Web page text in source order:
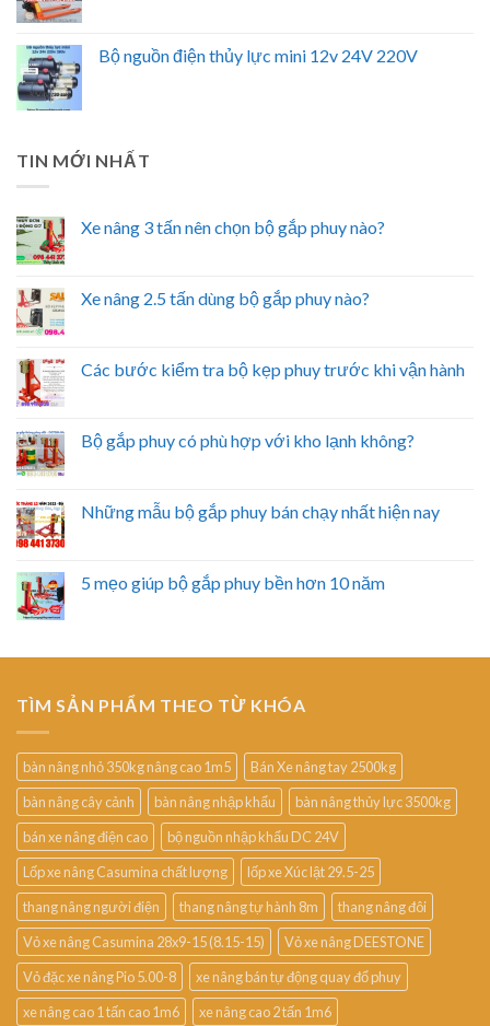
Bộ nguồn điện thủy lực mini 12v 24V 220V
TIN MỚI NHẤT
Xe nâng 3 tấn nên chọn bộ gắp phuy nào?
Xe nâng 2.5 tấn dùng bộ gắp phuy nào?
Các bước kiểm tra bộ kẹp phuy trước khi vận hành
Bộ gắp phuy có phù hợp với kho lạnh không?
Những mẫu bộ gắp phuy bán chạy nhất hiện nay
5 mẹo giúp bộ gắp phuy bền hơn 10 năm
TÌM SẢN PHẨM THEO TỪ KHÓA
bàn nâng nhỏ 350kg nâng cao 1m5
Bán Xe nâng tay 2500kg
bàn nâng cây cảnh
bàn nâng nhập khẩu
bàn nâng thủy lực 3500kg
bán xe nâng điện cao
bộ nguồn nhập khẩu DC 24V
Lốp xe nâng Casumina chất lượng
lốp xe Xúc lật 29.5-25
thang nâng người điện
thang nâng tự hành 8m
thang nâng đôi
Vỏ xe nâng Casumina 28x9-15 (8.15-15)
Vỏ xe nâng DEESTONE
Vỏ đặc xe nâng Pio 5.00-8
xe nâng bán tự động quay đổ phuy
xe nâng cao 1 tấn cao 1m6
xe nâng cao 2 tấn 1m6